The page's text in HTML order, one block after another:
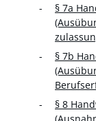
§ 7a
§ 7b
§ 8